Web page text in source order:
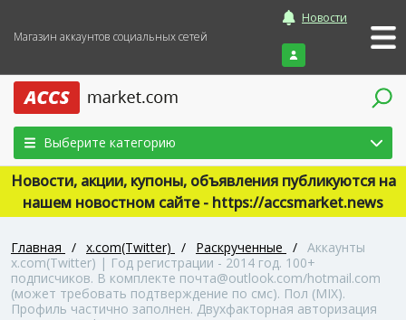
Магазин аккаунтов социальных сетей
Новости
Войти
Выберите категорию
Новости, акции, купоны, объявления публикуются на
нашем новостном сайте - https://accsmarket.news
Главная / x.com(Twitter) / Раскрученные / Аккаунты
x.com(Twitter) | Год регистрации - 2014 год. 100+
подписчиков. В комплекте почта@outlook.com/hotmail.com
(может требовать подтверждение по смс). Пол (MIX).
Профиль частично заполнен. Двухфакторная авторизация